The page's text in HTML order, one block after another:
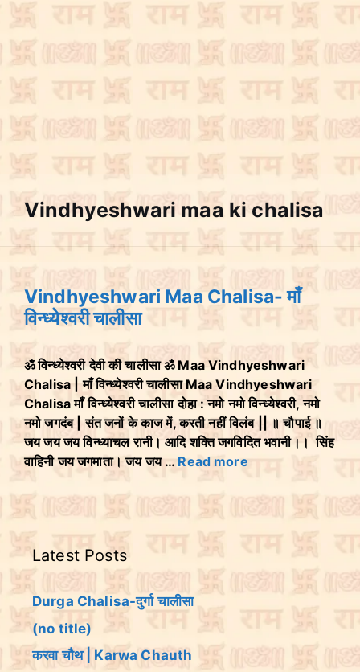
Vindhyeshwari maa ki chalisa
Vindhyeshwari Maa Chalisa- माँ
विन्ध्येश्वरी चालीसा
ॐ विन्ध्येश्वरी देवी की चालीसा ॐ Maa Vindhyeshwari
Chalisa | माँ विन्ध्येश्वरी चालीसा Maa Vindhyeshwari
Chalisa माँ विन्ध्येश्वरी चालीसा दोहा : नमो नमो विन्ध्येश्वरी, नमो
नमो जगदंब | संत जनों के काज में, करती नहीं विलंब || ॥ चौपाई ॥
जय जय जय विन्ध्याचल रानी। आदि शक्ति जगविदित भवानी।। सिंह
वाहिनी जय जगमाता। जय जय … Read more
Latest Posts
Durga Chalisa-दुर्गा चालीसा
(no title)
करवा चौथ | Karwa Chauth